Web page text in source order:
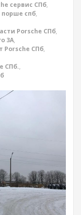
сервис СПб,
порше спб,
Porsche СПб,
3А,
Porsche СПб,
СПб.,